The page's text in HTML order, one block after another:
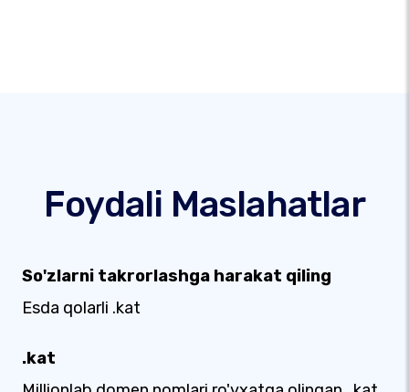
Foydali Maslahatlar
So'zlarni takrorlashga harakat qiling
Esda qolarli .kat
.kat